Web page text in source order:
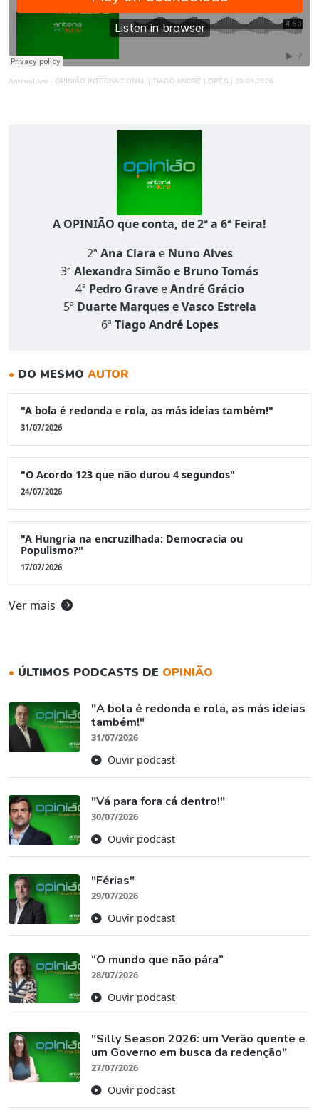
A OPINIÃO que conta, de 2ª a 6ª Feira!
2ª Ana Clara e Nuno Alves
3ª Alexandra Simão e Bruno Tomás
4ª Pedro Grave e André Grácio
5ª Duarte Marques e Vasco Estrela
6ª Tiago André Lopes
• DO MESMO AUTOR
"A bola é redonda e rola, as más ideias também!"
31/07/2026
"O Acordo 123 que não durou 4 segundos"
24/07/2026
"A Hungria na encruzilhada: Democracia ou
Populismo?"
17/07/2026
Ver mais
AntenaLivre · OPINIÃO INTERNACIONAL | TIAGO ANDRÉ LOPES | 19-06-2026
• ÚLTIMOS PODCASTS DE OPINIÃO
"A bola é redonda e rola, as más ideias
também!"
31/07/2026
Ouvir podcast
"Vá para fora cá dentro!"
30/07/2026
Ouvir podcast
"Férias"
29/07/2026
Ouvir podcast
“O mundo que não pára”
28/07/2026
Ouvir podcast
"Silly Season 2026: um Verão quente e
um Governo em busca da redenção"
27/07/2026
Ouvir podcast